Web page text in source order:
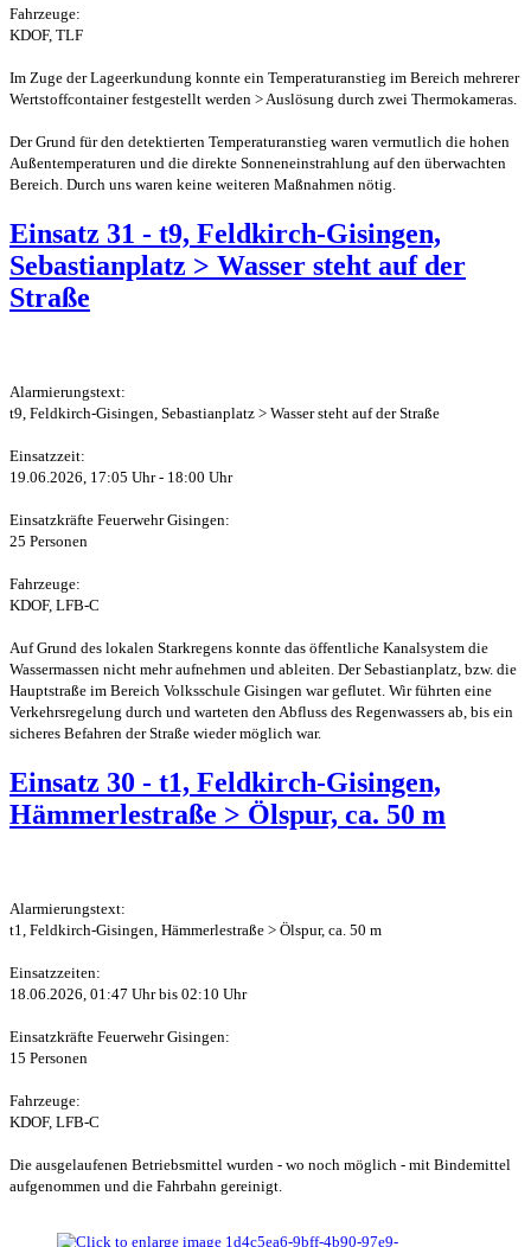
Fahrzeuge:
KDOF, TLF
Im Zuge der Lageerkundung konnte ein Temperaturanstieg im Bereich mehrerer
Wertstoffcontainer festgestellt werden > Auslösung durch zwei Thermokameras.
Der Grund für den detektierten Temperaturanstieg waren vermutlich die hohen
Außentemperaturen und die direkte Sonneneinstrahlung auf den überwachten
Bereich. Durch uns waren keine weiteren Maßnahmen nötig.
Einsatz 31 - t9, Feldkirch-Gisingen,
Sebastianplatz > Wasser steht auf der
Straße
Alarmierungstext:
t9, Feldkirch-Gisingen, Sebastianplatz > Wasser steht auf der Straße
Einsatzzeit:
19.06.2026, 17:05 Uhr - 18:00 Uhr
Einsatzkräfte Feuerwehr Gisingen:
25 Personen
Fahrzeuge:
KDOF, LFB-C
Auf Grund des lokalen Starkregens konnte das öffentliche Kanalsystem die
Wassermassen nicht mehr aufnehmen und ableiten. Der Sebastianplatz, bzw. die
Hauptstraße im Bereich Volksschule Gisingen war geflutet. Wir führten eine
Verkehrsregelung durch und warteten den Abfluss des Regenwassers ab, bis ein
sicheres Befahren der Straße wieder möglich war.
Einsatz 30 - t1, Feldkirch-Gisingen,
Hämmerlestraße > Ölspur, ca. 50 m
Alarmierungstext:
t1, Feldkirch-Gisingen, Hämmerlestraße > Ölspur, ca. 50 m
Einsatzzeiten:
18.06.2026, 01:47 Uhr bis 02:10 Uhr
Einsatzkräfte Feuerwehr Gisingen:
15 Personen
Fahrzeuge:
KDOF, LFB-C
Die ausgelaufenen Betriebsmittel wurden - wo noch möglich - mit Bindemittel
aufgenommen und die Fahrbahn gereinigt.